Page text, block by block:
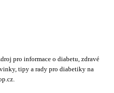
pro informace o diabetu, zdravé
tipy a rady pro diabetiky na